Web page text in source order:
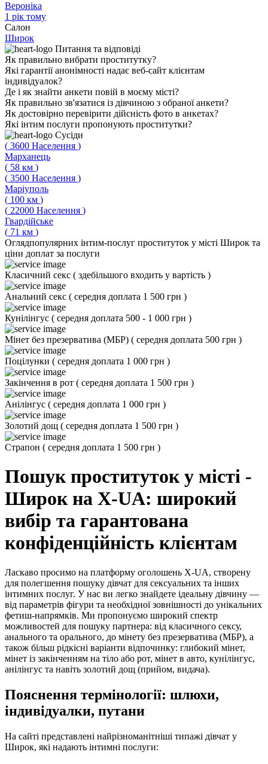
Вероніка
1 рік тому
Салон
Широк
Питання та відповіді
Як правильно вибрати проститутку?
Які гарантії анонімності надає веб-сайт клієнтам
індивідуалок?
Де і як знайти анкети повій в моєму місті?
Як правильно зв'язатися із дівчиною з обраної анкети?
Як достовірно перевірити дійсність фото в анкетах?
Які інтим послуги пропонують проститутки?
Сусіди
( 3600 Населення )
Марханець
( 58 км )
( 3500 Населення )
Маріуполь
( 100 км )
( 22000 Населення )
Гвардійське
( 71 км )
Оглядпопулярних інтим-послуг проституток у місті Широк та
ціни доплат за послуги
Класичний секс ( здебільшого входить у вартість )
Анальний секс ( середня доплата 1 500 грн )
Кунілінгус ( середня доплата 500 - 1 000 грн )
Мінет без презерватива (МБР) ( середня доплата 500 грн )
Поцілунки ( середня доплата 1 000 грн )
Закінчення в рот ( середня доплата 1 500 грн )
Анілінгус ( середня доплата 1 000 грн )
Золотий дощ ( середня доплата 1 500 грн )
Страпон ( середня доплата 1 500 грн )
Пошук проституток у місті -
Широк на X-UA: широкий
вибір та гарантована
конфіденційність клієнтам
Ласкаво просимо на платформу оголошень X-UA, створену
для полегшення пошуку дівчат для сексуальних та інших
інтимних послуг. У нас ви легко знайдете ідеальну дівчину —
від параметрів фігури та необхідної зовнішності до унікальних
фетиш-напрямків. Ми пропонуємо широкий спектр
можливостей для пошуку партнера: від класичного сексу,
анального та орального, до мінету без презерватива (МБР), а
також більш рідкісні варіанти відпочинку: глибокий мінет,
мінет із закінченням на тіло або рот, мінет в авто, кунілінгус,
анілінгус та навіть золотий дощ (прийом, видача).
Пояснення термінології: шлюхи,
індивідуалки, путани
На сайті представлені найрізноманітніші типажі дівчат у
Широк, які надають інтимні послуги: